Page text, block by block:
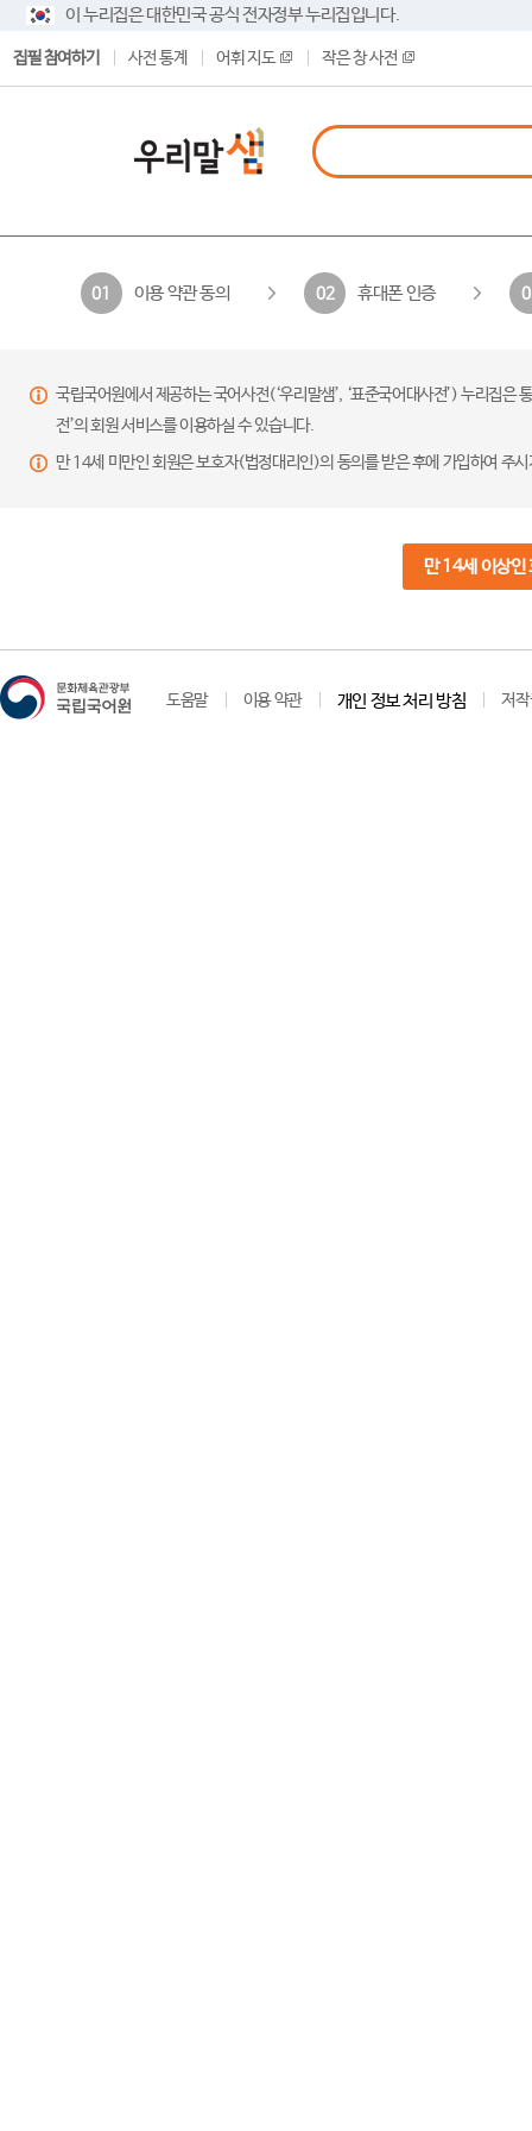
이 누리집은 대한민국 공식 전자정부 누리집입니다.
집필 참여하기 사전 통계 어휘 지도 작은 창 사전
01 이용 약관 동의 02 휴대폰 인증
국립국어원에서 제공하는 국어사전(‘우리말샘’, ‘표준국어대사전’) 누리집
전’의 회원 서비스를 이용하실 수 있습니다.
만 14세 미만인 회원은 보호자(법정대리인)의 동의를 받은 후에 가입하여 주
만 14세 이상인
도움말 이용 약관 개인 정보 처리 방침 저